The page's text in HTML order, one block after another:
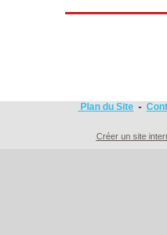
Plan du Site -
Créer un site